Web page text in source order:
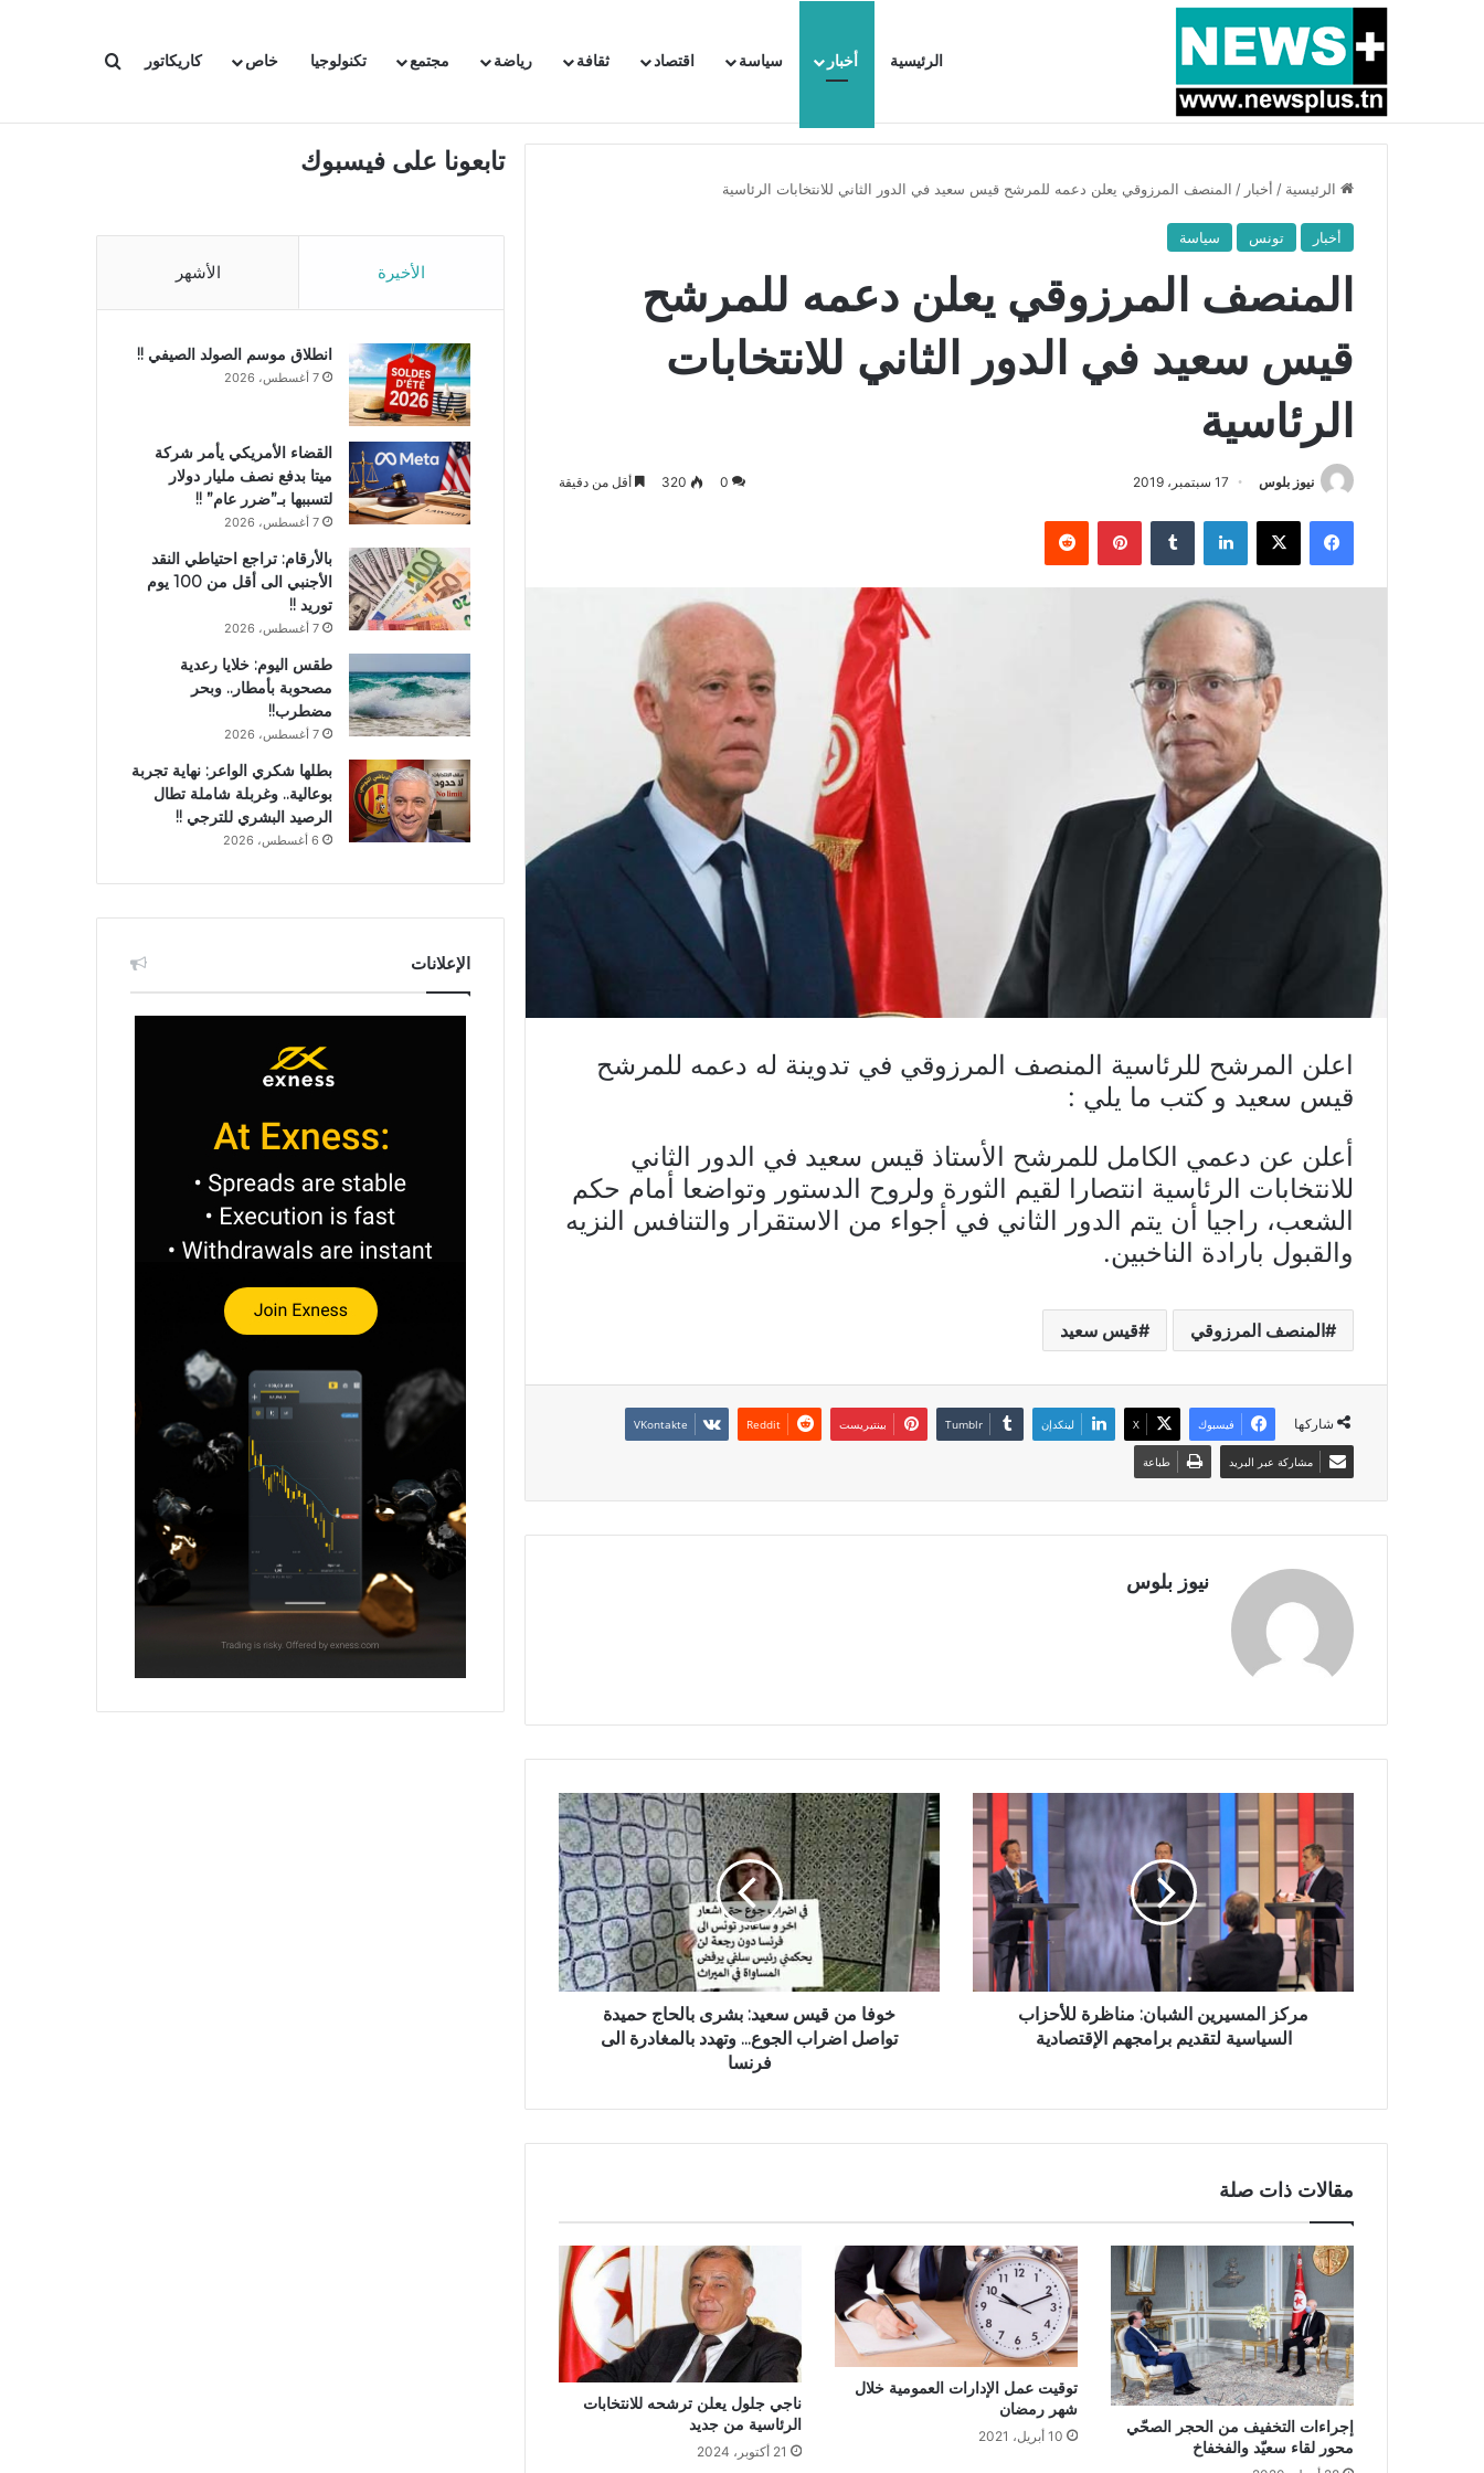
الرئيسية أخبار سياسة اقتصاد ثقافة رياضة مجتمع تكنولوجيا خاص كاريكاتور بحث عن
أخبار عاجلة بسبب المرزوقي وبتكليف من سعيّد: الخارجية تستدعي السفيرة الفرنسية بتونس وتبلغها احتجاجا شديد اللهجة !!
الرئيسية / أخبار / المنصف المرزوقي يعلن دعمه للمرشح قيس سعيد في الدور الثاني للانتخابات الرئاسية
أخبار تونس سياسة
المنصف المرزوقي يعلن دعمه للمرشح
قيس سعيد في الدور الثاني للانتخابات
الرئاسية
نيوز بلوس 17 سبتمبر، 2019 0
320 أقل من دقيقة
فيسبوك X لينكدإن بينتيريست
اعلن المرشح للرئاسية المنصف المرزوقي في تدوينة له دعمه للمرشح
قيس سعيد و كتب ما يلي :
أعلن عن دعمي الكامل للمرشح الأستاذ قيس سعيد في الدور الثاني
للانتخابات الرئاسية انتصارا لقيم الثورة ولروح الدستور وتواضعا أمام حكم
الشعب، راجيا أن يتم الدور الثاني في أجواء من الاستقرار والتنافس النزيه
والقبول بارادة الناخبين.
المنصف المرزوقي قيس سعيد
شاركها فيسبوك X لينكدإن بينتيريست
مشاركة عبر البريد طباعة
نيوز بلوس
مركز المسيرين الشبان: مناظرة للأحزاب
السياسية لتقديم برامجهم الإقتصادية
خوفا من قيس سعيد: بشرى بالحاج حميدة
تواصل اضراب الجوع... وتهدد بالمغادرة الى
فرنسا
مقالات ذات صلة
إجراءات التخفيف من الحجر الصحّي
محور لقاء سعيّد والفخفاخ
توقيت عمل الإدارات العمومية خلال
شهر رمضان
10 أبريل، 2021
ناجي جلول يعلن ترشحه للانتخابات
الرئاسية من جديد
21 أكتوبر، 2024
تابعونا على فيسبوك
الأخيرة الأشهر
انطلاق موسم الصولد الصيفي !!
7 أغسطس، 2026
القضاء الأمريكي يأمر شركة
ميتا بدفع نصف مليار دولار
لتسببها بـ”ضرر عام” !!
7 أغسطس، 2026
بالأرقام: تراجع احتياطي النقد
الأجنبي الى أقل من 100 يوم
توريد !!
7 أغسطس، 2026
طقس اليوم: خلايا رعدية
مصحوبة بأمطار.. وبحر
مضطرب!!
7 أغسطس، 2026
بطلها شكري الواعر: نهاية تجربة
بوعالية.. وغربلة شاملة تطال
الرصيد البشري للترجي !!
6 أغسطس، 2026
الإعلانات